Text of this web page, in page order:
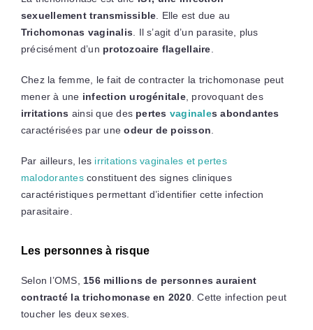
sexuellement transmissible . Elle est due au
Trichomonas vaginalis . Il s’agit d’un parasite, plus
précisément d’un protozoaire flagellaire
Chez la femme, le fait de contracter la trichomonase peut
mener à une infection urogénitale, provoquant des
irritations ainsi que des pertes vaginales abondantes
caractérisées par uneodeur de poisson
Par ailleurs, les irritations vaginales et pertes
malodorantesconstituent des signes cliniques
caractéristiques permettant d’identifier cette infection
parasitaire.
Les personnes à risque
Selon l’OMS, 156 millions de personnes auraient
contracté la trichomonase en 2020. Cette infection peut
toucher les deux sexes.